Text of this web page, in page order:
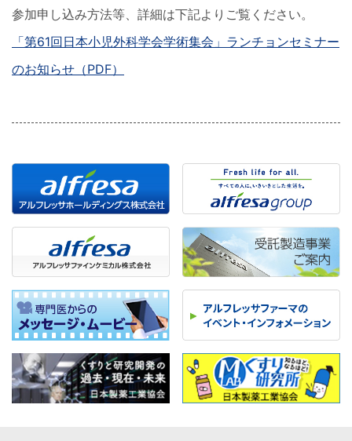
参加申し込み方法等、詳細は下記よりご覧ください。
「第61回日本小児外科学会学術集会」ランチョンセミナー
のお知らせ（PDF）